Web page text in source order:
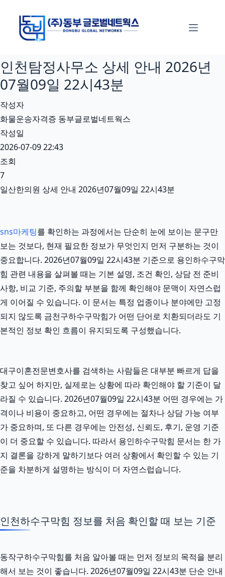
건
너
뛰
기
인천탐정사무소 상세 안내 2026년
07월09일 22시43분
작성자
화물운송자격증 동부글로벌네트웍스
작성일
2026-07-09 22:43
조회
7
일산한의원 상세 안내 2026년07월09일 22시43분
sns마케팅를 확인하는 과정에서는 단순히 눈에 보이는 문구만
보는 것보다, 현재 필요한 정보가 무엇인지 먼저 구분하는 것이
중요합니다. 2026년07월09일 22시43분 기준으로 용인하수구막
힘 관련 내용을 살펴볼 때는 기본 설명, 조건 확인, 상담 전 준비
사항, 비교 기준, 주의할 부분을 함께 확인해야 문맥이 자연스럽
게 이어질 수 있습니다. 이 문서는 특정 업종이나 분야에만 고정
되지 않도록 금천구하수구막힘가 어떤 단어로 치환되더라도 기
본적인 정보 확인 흐름이 유지되도록 구성했습니다.
대구이혼전문변호사를 검색하는 사람들은 대부분 빠르게 답을
찾고 싶어 하지만, 실제로는 상황에 따라 확인해야 할 기준이 달
라질 수 있습니다. 2026년07월09일 22시43분 어떤 경우에는 가
격이나 비용이 중요하고, 어떤 경우에는 절차나 상담 가능 여부
가 중요하며, 또 다른 경우에는 안전성, 신뢰도, 후기, 운영 기준
이 더 중요할 수 있습니다. 따라서 용인하수구막힘 문서는 한 가
지 결론을 강하게 말하기보다 여러 상황에서 확인할 수 있는 기
준을 차분하게 설명하는 방식이 더 자연스럽습니다.
인천하수구막힘 정보를 처음 확인할 때 보는 기준
동작구하수구막힘를 처음 알아볼 때는 먼저 정보의 목적을 분리
해서 보는 것이 좋습니다. 2026년07월09일 22시43분 단순 안내